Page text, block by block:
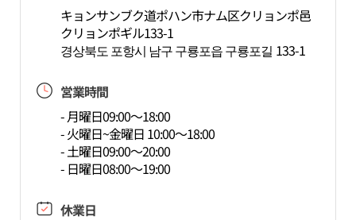
キョンサンブク道ポハン市ナム区クリョンポ邑
クリョンポギル133-1
경상북도 포항시 남구 구룡포읍 구룡포길 133-1
営業時間
- 月曜日09:00～18:00
- 火曜日~金曜日 10:00～18:00
- 土曜日09:00～20:00
- 日曜日08:00～19:00
休業日